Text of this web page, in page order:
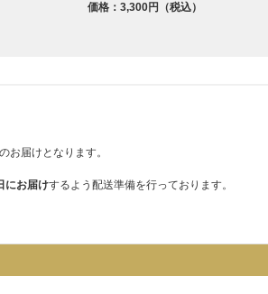
価格：3,300円（税込）
お届けとなります。
にお届けするよう配送準備を行っております。